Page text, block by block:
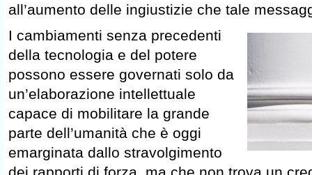
all’aumento delle ingiustizie che tale
I cambiamenti senza precedenti
della tecnologia e del potere
possono essere governati solo da
un’elaborazione intellettuale
capace di mobilitare la grande
parte dell’umanità che è oggi
emarginata dallo stravolgimento